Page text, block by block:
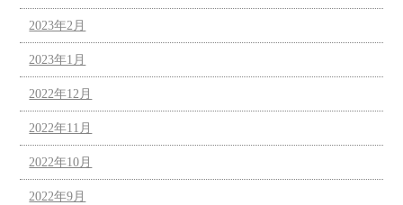
2023年2月
2023年1月
2022年12月
2022年11月
2022年10月
2022年9月